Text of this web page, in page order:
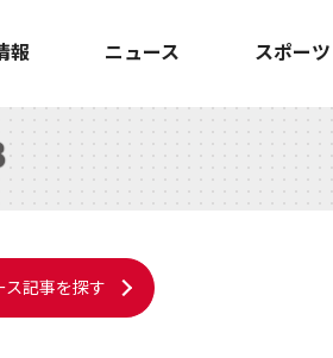
報 ニュース スポーツ
ス記事を探す